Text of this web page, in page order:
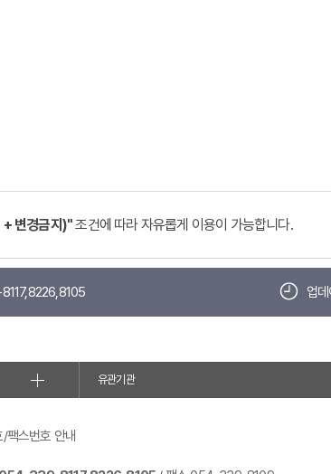
+ 변경금지)"조건에 따라 자유롭게 이용이 가능합니다.
업
유관기관
팩스번호 안내